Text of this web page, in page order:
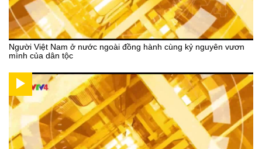
Người Việt Nam ở nước ngoài đồng hành cùng kỷ nguyên vươn
mình của dân tộc